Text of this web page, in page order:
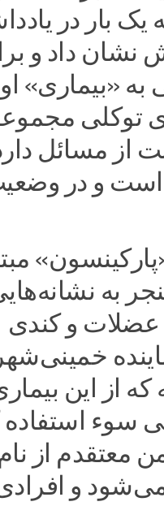
یک‌ بار در
نشان داد و
به «بیماری» او
توکلی
از مسائل
است و در
به
و کندی
که از این
سوء استفاده
معتقدم از
می‌شود و